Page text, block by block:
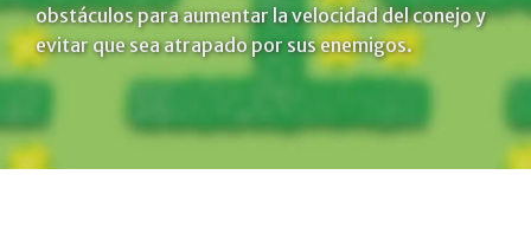
obstáculos para aumentar la velocidad del conejo y
evitar que sea atrapado por sus enemigos.